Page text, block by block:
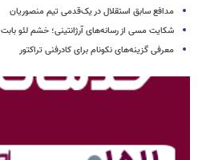
مدافع سابق استقلال در یک‌قدمی تیم منصوریان
شکایت مسی از رسانه‌های آرژانتینی؛ خشم لئو
معرفی گزینه‌های نکونام برای کادرفنی تراکتور